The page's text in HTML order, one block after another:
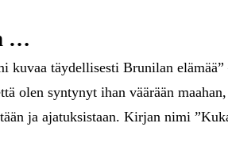
…
kuvaa täydellisesti Brunilan
syntynyt ihan väärään maahan,
ja ajatuksistaan. Kirjan nimi